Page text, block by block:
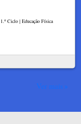
1.º Ciclo | Educação Física
Ver mais